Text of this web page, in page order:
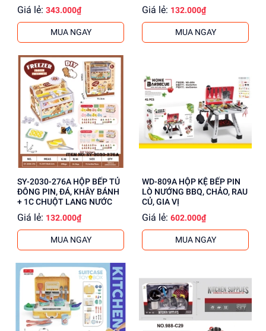
Giá lẻ: 343.000₫
MUA NGAY
Giá lẻ: 132.000₫
MUA NGAY
SY-2030-276A HỘP BẾP TỦ
ĐÔNG PIN, ĐÁ, KHÂY BÁNH
+ 1C CHUỘT LANG NƯỚC
Giá lẻ: 132.000₫
MUA NGAY
WD-809A HỘP KỆ BẾP PIN
LÒ NƯỚNG BBQ, CHẢO, RAU
CỦ, GIA VỊ
Giá lẻ: 602.000₫
MUA NGAY